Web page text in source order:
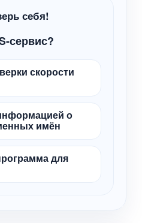
себя!
сервис?
скорости
о
имён
для